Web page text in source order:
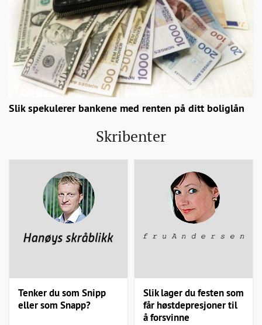
Slik spekulerer bankene med renten på ditt boliglån
Skribenter
Tenker du som Snipp
eller som Snapp?
Slik lager du festen som
får høstdepresjoner til
å forsvinne